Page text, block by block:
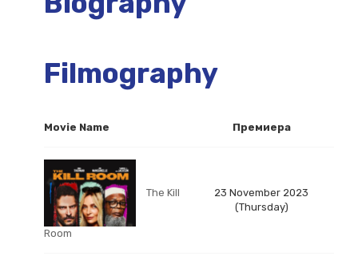
Filmography
Movie Name Премиера
The Kill
Room
23 November 2023
(Thursday)